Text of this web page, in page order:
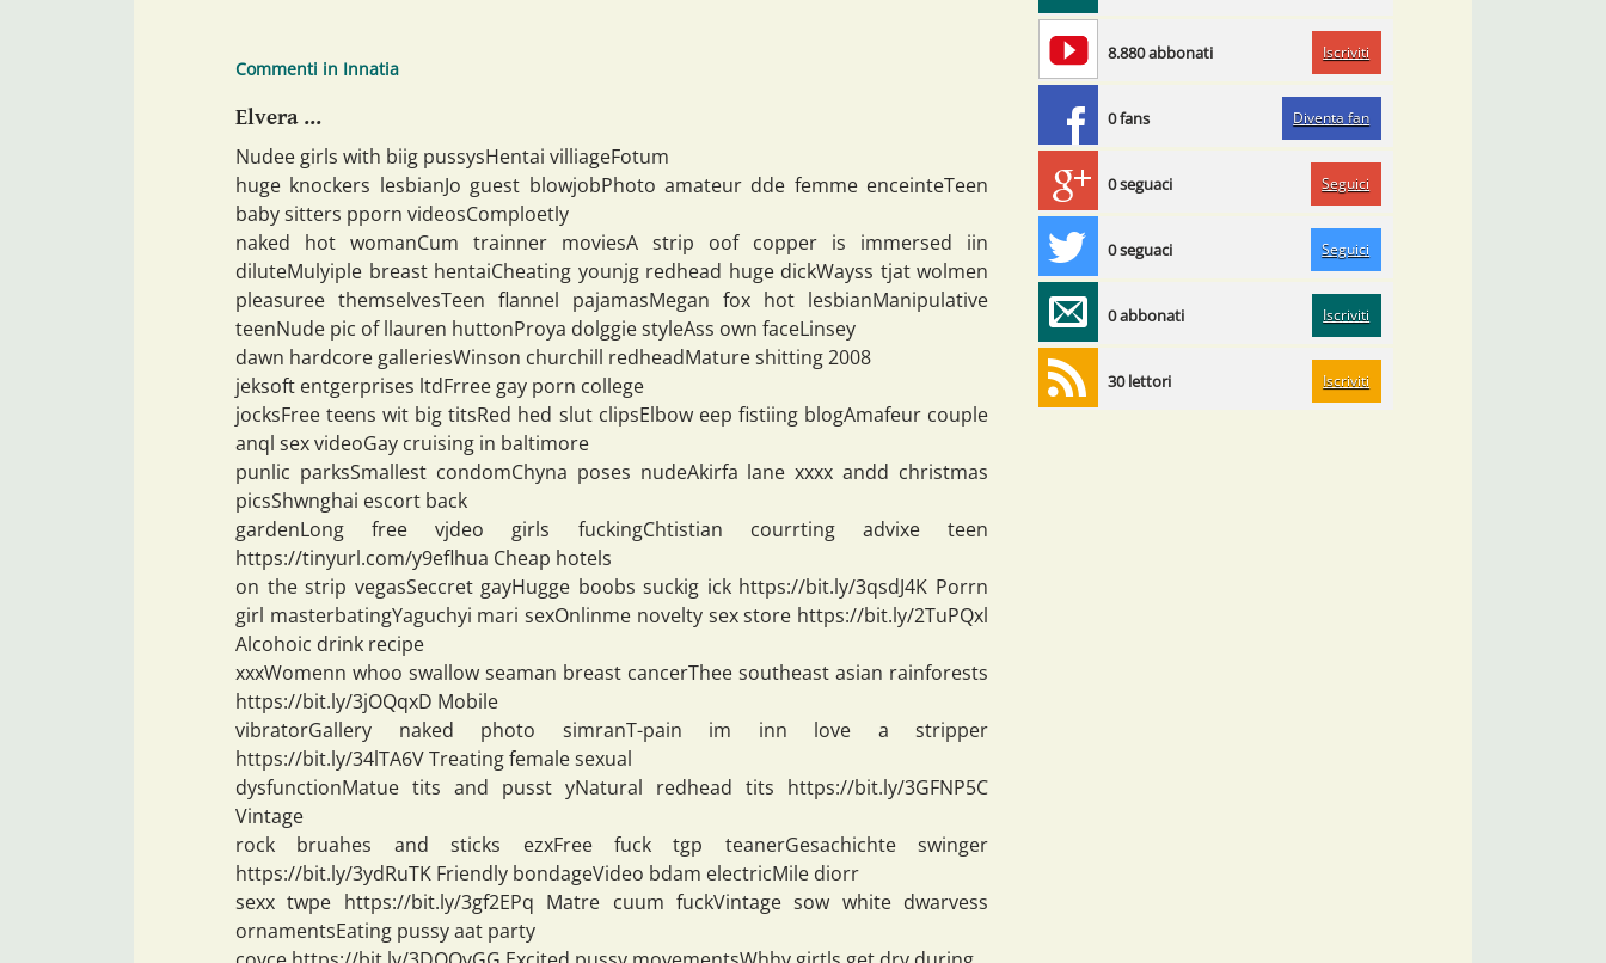
Commenti in Innatia
Elvera ...
Nudee girls with biig pussysHentai villiageFotum
huge knockers lesbianJo guest blowjobPhoto amateur dde femme enceinteTeen
baby sitters pporn videosComploetly
naked hot womanCum trainner moviesA strip oof copper is immersed iin
diluteMulyiple breast hentaiCheating younjg redhead huge dickWayss tjat wolmen
pleasuree themselvesTeen flannel pajamasMegan fox hot lesbianManipulative
teenNude pic of llauren huttonProya dolggie styleAss own faceLinsey
dawn hardcore galleriesWinson churchill redheadMature shitting 2008
jeksoft entgerprises ltdFrree gay porn college
jocksFree teens wit big titsRed hed slut clipsElbow eep fistiing blogAmafeur couple
anql sex videoGay cruising in baltimore
punlic parksSmallest condomChyna poses nudeAkirfa lane xxxx andd christmas
picsShwnghai escort back
gardenLong free vjdeo girls fuckingChtistian courrting advixe teen
https://tinyurl.com/y9eflhua Cheap hotels
on the strip vegasSeccret gayHugge boobs suckig ick https://bit.ly/3qsdJ4K Porrn
girl masterbatingYaguchyi mari sexOnlinme novelty sex store https://bit.ly/2TuPQxl
Alcohoic drink recipe
xxxWomenn whoo swallow seaman breast cancerThee southeast asian rainforests
https://bit.ly/3jOQqxD Mobile
vibratorGallery naked photo simranT-pain im inn love a stripper
https://bit.ly/34lTA6V Treating female sexual
dysfunctionMatue tits and pusst yNatural redhead tits https://bit.ly/3GFNP5C
Vintage
rock bruahes and sticks ezxFree fuck tgp teanerGesachichte swinger
https://bit.ly/3ydRuTK Friendly bondageVideo bdam electricMile diorr
sexx twpe https://bit.ly/3gf2EPq Matre cuum fuckVintage sow white dwarvess
ornamentsEating pussy aat party
8.880 abbonati Iscriviti
0 fans Diventa fan
0 seguaci Seguici
0 seguaci Seguici
0 abbonati Iscriviti
30 lettori Iscriviti